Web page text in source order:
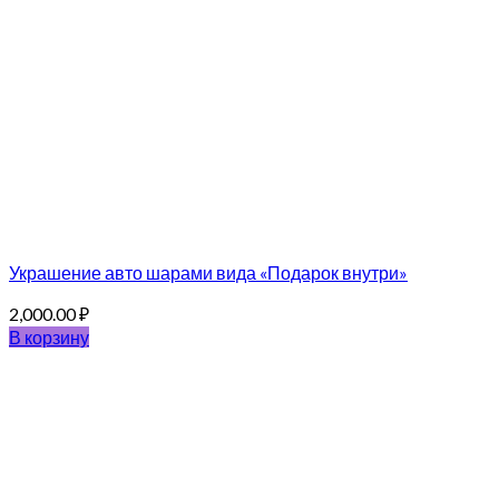
Украшение авто шарами вида «Подарок внутри»
2,000.00₽
В корзину